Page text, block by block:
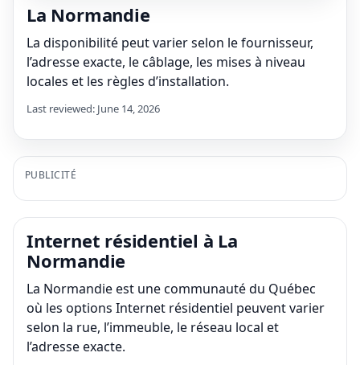
La Normandie
La disponibilité peut varier selon le fournisseur,
l’adresse exacte, le câblage, les mises à niveau
locales et les règles d’installation.
Last reviewed: June 14, 2026
PUBLICITÉ
Internet résidentiel à La
Normandie
La Normandie est une communauté du Québec
où les options Internet résidentiel peuvent varier
selon la rue, l’immeuble, le réseau local et
l’adresse exacte.